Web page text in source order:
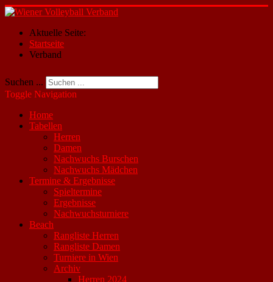
Aktuelle Seite:
Startseite
Verband
Suchen ...
Toggle Navigation
Home
Tabellen
Herren
Damen
Nachwuchs Burschen
Nachwuchs Mädchen
Termine & Ergebnisse
Spieltermine
Ergebnisse
Nachwuchsturniere
Beach
Rangliste Herren
Rangliste Damen
Turniere in Wien
Archiv
Herren 2024